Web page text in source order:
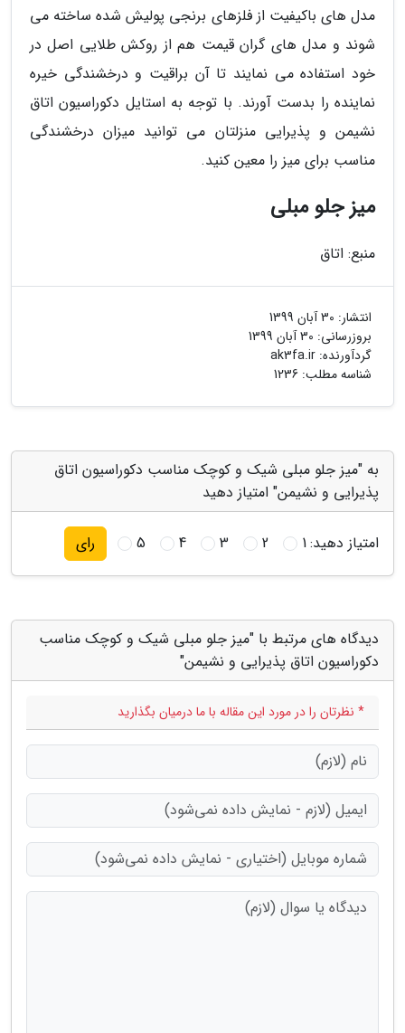
مدل های باکیفیت از فلزهای برنجی پولیش شده ساخته می
شوند و مدل های گران قیمت هم از روکش طلایی اصل در
خود استفاده می نمایند تا آن براقیت و درخشندگی خیره
نماینده را بدست آورند. با توجه به استایل دکوراسیون اتاق
نشیمن و پذیرایی منزلتان می توانید میزان درخشندگی
مناسب برای میز را معین کنید.
میز جلو مبلی
منبع: اتاق
انتشار: 30 آبان 1399
بروزرسانی: 30 آبان 1399
گردآورنده: ak3fa.ir
شناسه مطلب: 1236
به "میز جلو مبلی شیک و کوچک مناسب دکوراسیون اتاق
پذیرایی و نشیمن" امتیاز دهید
امتیاز دهید:1
2
3
4
5 رای
دیدگاه های مرتبط با "میز جلو مبلی شیک و کوچک مناسب
دکوراسیون اتاق پذیرایی و نشیمن"
* نظرتان را در مورد این مقاله با ما درمیان بگذارید